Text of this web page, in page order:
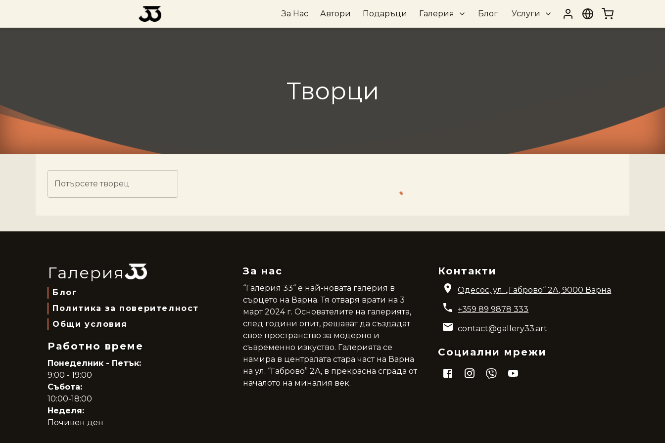
За Нас Автори Подаръци Галерия Блог Услуги
Творци
Потърсете творец
Галерия
Блог
Политика за поверителност
Общи условия
Работно време
Понеделник - Петък:
9:00 - 19:00
Събота:
10:00-18:00
Неделя:
Почивен ден
За нас
“Галерия 33“ е най-новата галерия в
сърцето на Варна. Тя отваря врати на 3
март 2024 г. Основателите на галерията,
след години опит, решават да създадат
свое пространство за модерно и
съвременно изкуство. Галерията се
намира в централата стара част на Варна
на ул. “Габрово” 2А, в прекрасна сграда от
началото на миналия век.
Контакти
Одесос, ул. „Габрово“ 2A, 9000 Варна
+359 89 9878 333
contact@gallery33.art
Социални мрежи